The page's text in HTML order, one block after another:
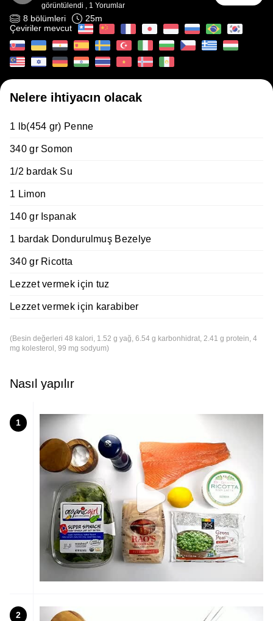
görüntülendi , 1 Yorumlar
8 bölümleri 25m
Çeviriler mevcut
Nelere ihtiyacın olacak
1 lb(454 gr) Penne
340 gr Somon
1/2 bardak Su
1 Limon
140 gr Ispanak
1 bardak Dondurulmuş Bezelye
340 gr Ricotta
Lezzet vermek için tuz
Lezzet vermek için karabiber
(Besin değerleri 48 kalori, 1.52 g yağ, 6.54 g karbonhidrat, 2.41 g protein, 4
mg kolesterol, 99 mg sodyum)
Nasıl yapılır
1
2